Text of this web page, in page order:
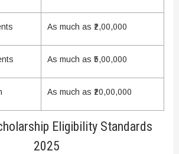
As much as ₹2,00,000
As much as ₹5,00,000
As much as ₹20,00,000
Eligibility Standards
2025